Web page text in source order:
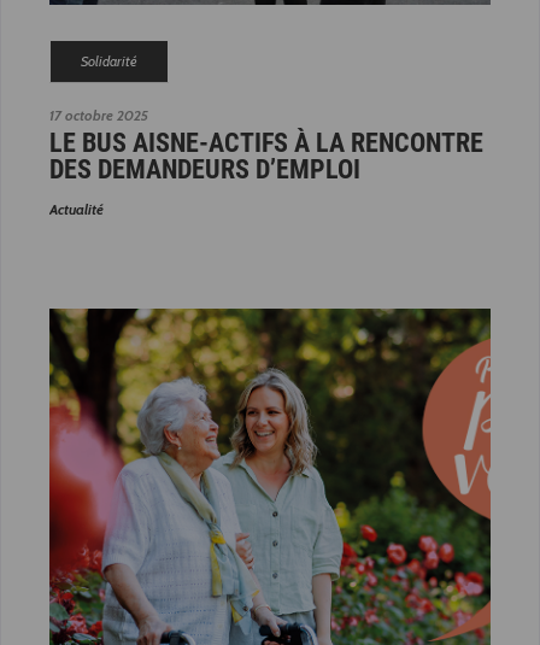
17 octobre 2025
Solidarité
LE BUS AISNE-ACTIFS À LA RENCONTRE
DES DEMANDEURS D’EMPLOI
Actualité